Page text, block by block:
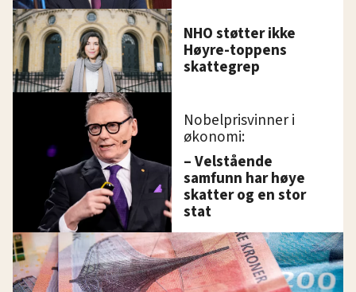
NHO støtter ikke
Høyre-toppens
skattegrep
Nobelprisvinner i
økonomi:
– Velstående
samfunn har høye
skatter og en stor
stat